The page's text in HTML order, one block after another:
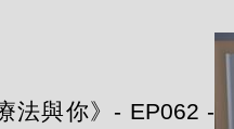
法與你》- EP062 -